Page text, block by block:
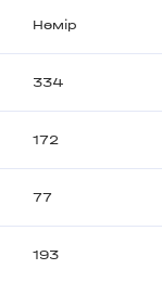
Нөмір
334
172
77
193